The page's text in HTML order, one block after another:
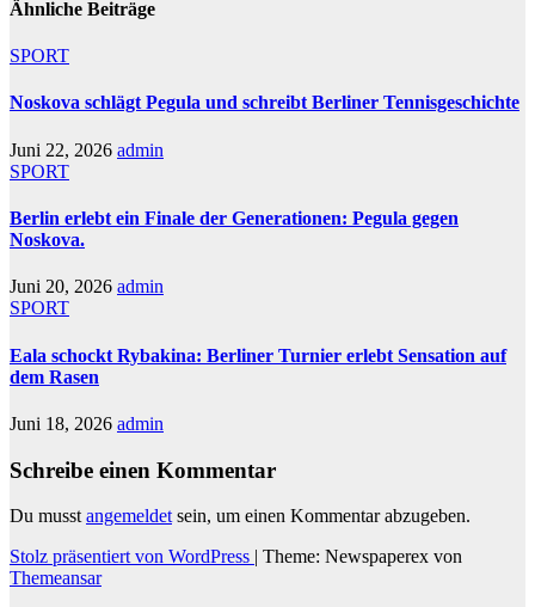
Ähnliche Beiträge
SPORT
Noskova schlägt Pegula und schreibt Berliner Tennisgeschichte
Juni 22, 2026 admin
SPORT
Berlin erlebt ein Finale der Generationen: Pegula gegen
Noskova.
Juni 20, 2026 admin
SPORT
Eala schockt Rybakina: Berliner Turnier erlebt Sensation auf
dem Rasen
Juni 18, 2026 admin
Schreibe einen Kommentar
Du musst angemeldet sein, um einen Kommentar abzugeben.
Stolz präsentiert von WordPress | Theme: Newspaperex von
Themeansar